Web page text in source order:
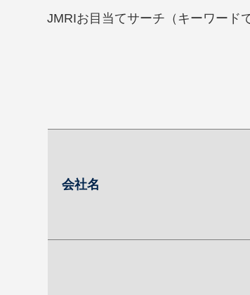
JMRIお目当てサーチ（キーワード
会社名